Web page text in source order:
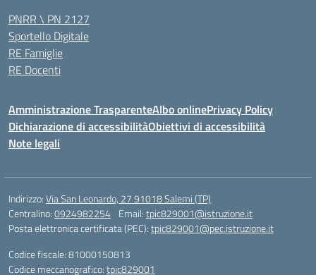
PNRR \ PN 2127
Sportello Digitale
RE Famiglie
RE Docenti
Amministrazione TrasparenteAlbo onlinePrivacy Policy
Dichiarazione di accessibilitàObiettivi di accessibilità
Note legali
Indirizzo:Via San Leonardo, 27 91018 Salemi (TP)
Centralino:0924982254 Email:tpic829001@istruzione.it
Posta elettronica certificata (PEC):tpic829001@pec.istruzione.it
Codice fiscale: 81000150813
Codice meccanografico:tpic829001